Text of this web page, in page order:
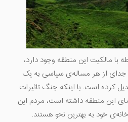
با مالکیت این منطقه وجود دارد،
جدای از هر مساله‌ی سیاسی به یک
کرده است. با اینکه جنگ تاثیرات
این منطقه داشته است، مردم این
خود به بهترین نحو هستند.